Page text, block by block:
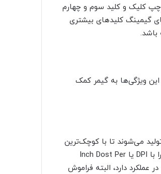
راست کلیک و چپ کلیک و کلید سوم و چهارم
گیمینگ کلیدهای بیشتری
باشد.
ویژگی‌ها به گیمر کمک
می‌شوند تا با کوچک‌ترین
حرکتی، سریع‌تر و دقیق‌تر واکنش نشان دهند. معیار اندازه‌گیری میزان دقت ماوس را با DPI یا Inch Dost Per
دارد، البته فراموش